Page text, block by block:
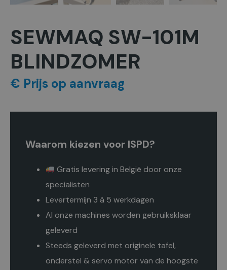
SEWMAQ SW-101M
BLINDZOMER
€ Prijs op aanvraag
Waarom kiezen voor ISPD?
Gratis levering in België door onze
specialisten
Levertermijn 3 à 5 werkdagen
Al onze machines worden gebruiksklaar
geleverd
Steeds geleverd met originele tafel,
onderstel & servo motor van de hoogste